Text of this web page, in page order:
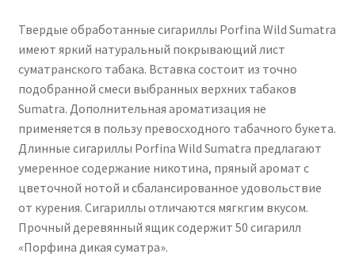
Твердые обработанные сигариллы Porfina Wild Sumatra
имеют яркий натуральный покрывающий лист
суматранского табака. Вставка состоит из точно
подобранной смеси выбранных верхних табаков
Sumatra. Дополнительная ароматизация не
применяется в пользу превосходного табачного букета.
Длинные сигариллы Porfina Wild Sumatra предлагают
умеренное содержание никотина, пряный аромат с
цветочной нотой и сбалансированное удовольствие
от курения. Сигариллы отличаются мягкгим вкусом.
Прочный деревянный ящик содержит 50 сигарилл
«Порфина дикая суматра».